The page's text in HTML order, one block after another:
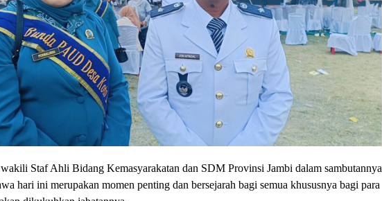
Staf Ahli Bidang Kemasyarakatan dan SDM Provinsi Jambi dalam sambutannya
hari ini merupakan momen penting dan bersejarah bagi semua khususnya bagi para